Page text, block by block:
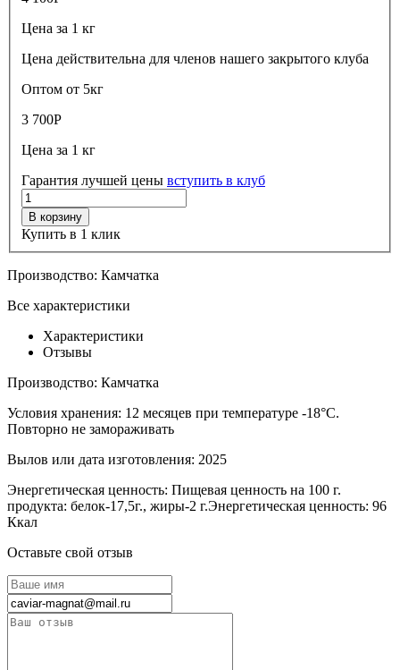
Цена за 1 кг
Цена действительна для членов нашего закрытого клуба
Оптом от 5кг
3 700Р
Цена за 1 кг
Гарантия лучшей цены вступить в клуб
В корзину
Купить в 1 клик
Производство: Камчатка
Все характеристики
Характеристики
Отзывы
Производство: Камчатка
Условия хранения: 12 месяцев при температуре -18°С.
Повторно не замораживать
Вылов или дата изготовления: 2025
Энергетическая ценность: Пищевая ценность на 100 г.
продукта: белок-17,5г., жиры-2 г.Энергетическая ценность: 96
Ккал
Оставьте свой отзыв